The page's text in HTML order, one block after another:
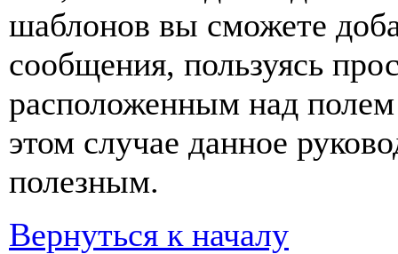
шаблонов вы сможете
сообщения, пользуясь
расположенным над
этом случае данное
полезным.
Вернуться к началу